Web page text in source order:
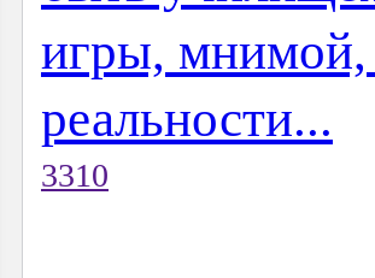
игры, мнимой,
реальности...
3310